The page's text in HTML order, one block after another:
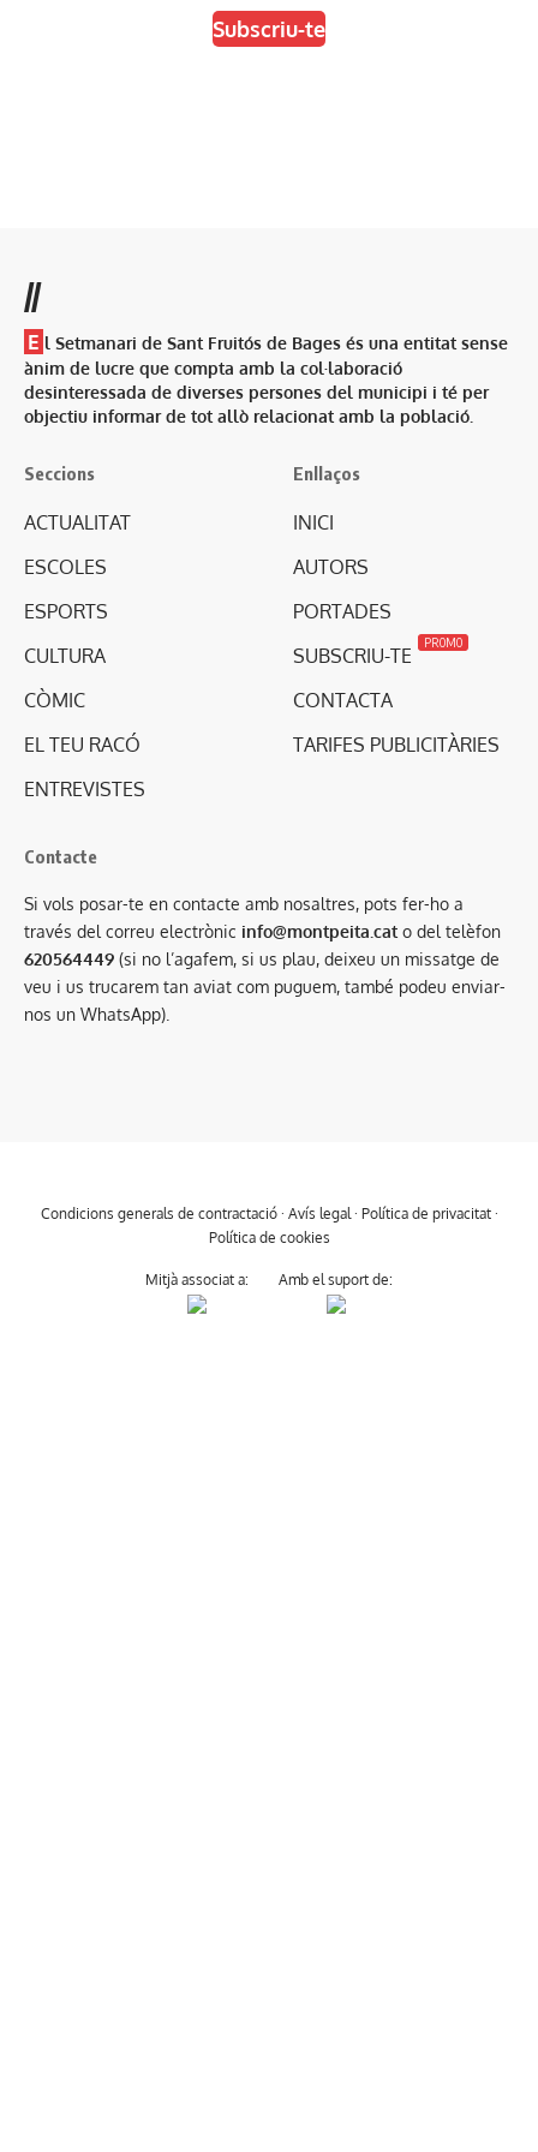
Subscriu-te
//
E l Setmanari de Sant Fruitós de Bages és una entitat sense
ànim de lucre que compta amb la col·laboració
desinteressada de diverses persones del municipi i té per
objectiu informar de tot allò relacionat amb la població.
Seccions
ACTUALITAT
ESCOLES
ESPORTS
CULTURA
CÒMIC
EL TEU RACÓ
ENTREVISTES
Enllaços
INICI
AUTORS
PORTADES
SUBSCRIU-TE
PROMO
CONTACTA
TARIFES PUBLICITÀRIES
Contacte
Si vols posar-te en contacte amb nosaltres, pots fer-ho a
través del correu electrònic info@montpeita.cat o del telèfon
620564449 (si no l’agafem, si us plau, deixeu un missatge de
veu i us trucarem tan aviat com puguem, també podeu enviar-
nos un WhatsApp).
Condicions generals de contractació· Avís legal · Política de privacitat·
Política de cookies
Mitjà associat a: Amb el suport de: